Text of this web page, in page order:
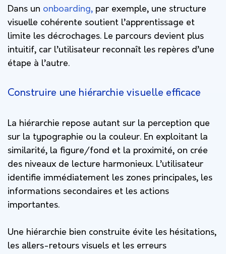
Dans un onboarding, par exemple, une structure
visuelle cohérente soutient l’apprentissage et
limite les décrochages. Le parcours devient plus
intuitif, car l’utilisateur reconnaît les repères d’une
étape à l’autre.
Construire une hiérarchie visuelle efficace
La hiérarchie repose autant sur la perception que
sur la typographie ou la couleur. En exploitant la
similarité, la figure/fond et la proximité, on crée
des niveaux de lecture harmonieux. L’utilisateur
identifie immédiatement les zones principales, les
informations secondaires et les actions
importantes.
Une hiérarchie bien construite évite les hésitations,
les allers-retours visuels et les erreurs